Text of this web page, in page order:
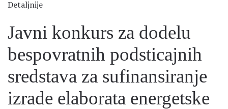
Detaljnije
Javni konkurs za dodelu
bespovratnih podsticajnih
sredstava za sufinansiranje
izrade elaborata energetske